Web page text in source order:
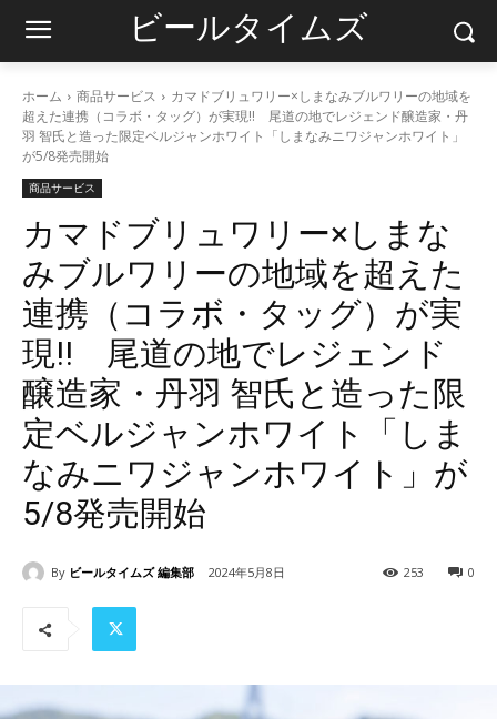
ビールタイムズ
ホーム 商品サービス
カマドブリュワリー×しまなみブルワリーの地域を
超えた連携（コラボ・タッグ）が実現!! 尾道の地でレジェンド醸造家・丹
羽 智氏と造った限定ベルジャンホワイト「しまなみニワジャンホワイト」
が5/8発売開始
商品サービス
カマドブリュワリー×しまな
みブルワリーの地域を超えた
連携（コラボ・タッグ）が実
現!! 尾道の地でレジェンド
醸造家・丹羽 智氏と造った限
定ベルジャンホワイト「しま
なみニワジャンホワイト」が
5/8発売開始
By ビールタイムズ 編集部 2024年5月8日 0
253